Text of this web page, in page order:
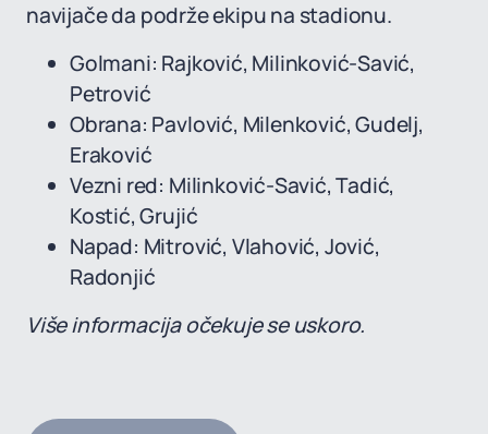
navijače da podrže ekipu na stadionu.
Golmani: Rajković, Milinković-Savić,
Petrović
Obrana: Pavlović, Milenković, Gudelj,
Eraković
Vezni red: Milinković-Savić, Tadić,
Kostić, Grujić
Napad: Mitrović, Vlahović, Jović,
Radonjić
Više informacija očekuje se uskoro.